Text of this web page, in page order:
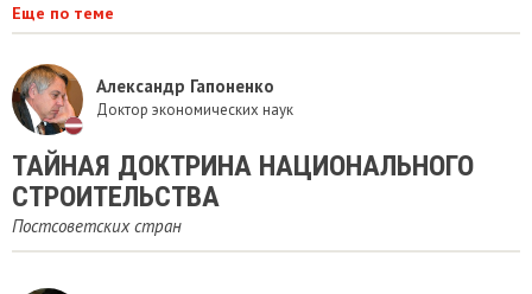
Еще по теме
Александр Гапоненко
Доктор экономических наук
ТАЙНАЯ ДОКТРИНА НАЦИОНАЛЬНОГО
СТРОИТЕЛЬСТВА
Постсоветских стран